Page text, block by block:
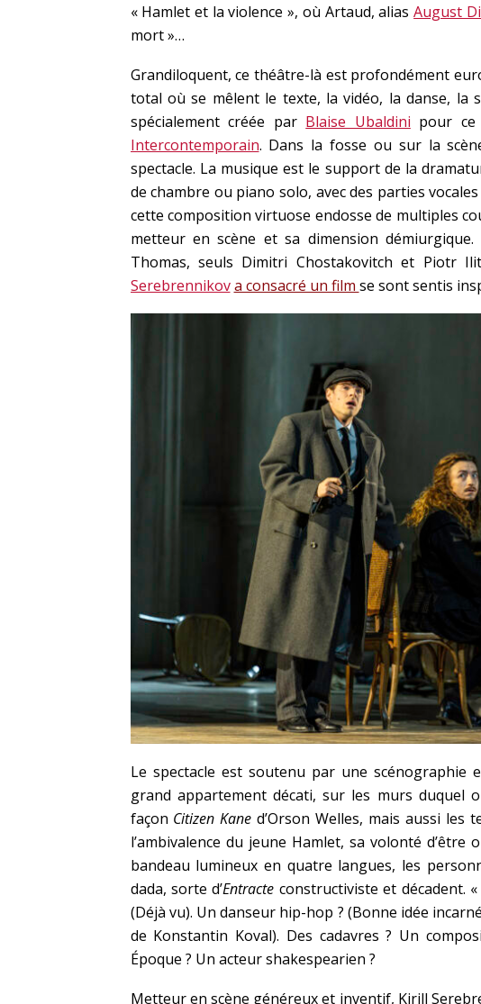
« Hamlet et la violence », où Artaud, aliasAugust
mort »…
Grandiloquent, ce théâtre-là est profondément
total où se mêlent le texte, la vidéo, la danse, la
spécialement créée par Blaise Ubaldini pour ce
Intercontemporain. Dans la fosse ou sur la
spectacle. La musique est le support de la
de chambre ou piano solo, avec des parties
cette composition virtuose endosse de multiples
metteur en scène et sa dimension démiurgique.
Thomas, seuls Dimitri Chostakovitch et Piotr
Serebrennikov a consacré un film se sont sentis
Le spectacle est soutenu par une scénographie
grand appartement décati, sur les murs duquel
façon Citizen Kane d’Orson Welles, mais aussi les
l’ambivalence du jeune Hamlet, sa volonté
bandeau lumineux en quatre langues, les
dada, sorte d’Entracte constructiviste et décadent.
(Déjà vu). Un danseur hip-hop ? (Bonne idée
de Konstantin Koval). Des cadavres ? Un
Époque ? Un acteur shakespearien ?
Metteur en scène généreux et inventif, Kirill